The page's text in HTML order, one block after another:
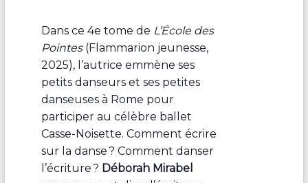
Dans ce 4e tome de L’École des
Pointes(Flammarion jeunesse,
2025), l’autrice emmène ses
petits danseurs et ses petites
danseuses à Rome pour
participer au célèbre ballet
Casse-Noisette. Comment écrire
sur la danse ? Comment danser
l’écriture ? Déborah Mirabel